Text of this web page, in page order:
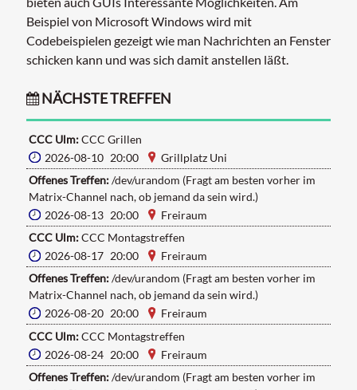
Beispiel von Microsoft Windows wird mit
Codebeispielen gezeigt wie man Nachrichten an Fenster
schicken kann und was sich damit anstellen läßt.
NÄCHSTE TREFFEN
CCC Ulm:CCC Grillen
2026-08-10 20:00
Grillplatz Uni
Offenes Treffen:/dev/urandom (Fragt am besten vorher im
Matrix-Channel nach, ob jemand da sein wird.)
2026-08-13 20:00
Freiraum
CCC Ulm:CCC Montagstreffen
2026-08-17 20:00
Freiraum
Offenes Treffen:/dev/urandom (Fragt am besten vorher im
Matrix-Channel nach, ob jemand da sein wird.)
2026-08-20 20:00
Freiraum
CCC Ulm:CCC Montagstreffen
2026-08-24 20:00
Freiraum
Offenes Treffen:/dev/urandom (Fragt am besten vorher im